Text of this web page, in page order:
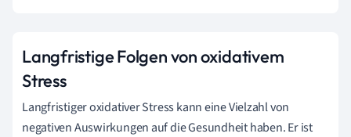
Langfristige Folgen von oxidativem
Stress
Langfristiger oxidativer Stress kann eine Vielzahl von
negativen Auswirkungen auf die Gesundheit haben. Er ist